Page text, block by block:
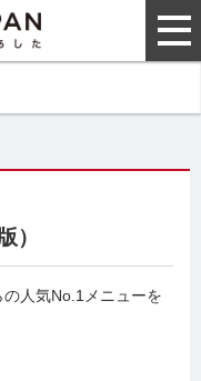
）
人気No.1メニューを